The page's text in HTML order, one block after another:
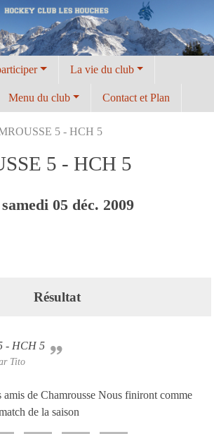
La vie du club
Menu du club Contact et Plan
5 - HCH 5
5 - HCH 5
samedi 05 déc. 2009
Résultat
- HCH 5
Tito
de Chamrousse Nous finiront comme
de la saison
cookies